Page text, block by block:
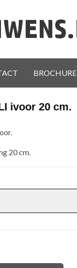
BROCHURE
ivoor 20 cm.
20 cm.